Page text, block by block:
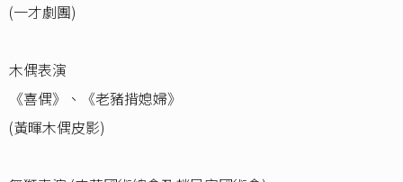
(一才劇團)
木偶表演
《喜偶》、《老豬揹媳婦》
(黃暉木偶皮影)